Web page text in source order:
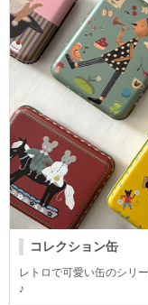
コレクション缶
レトロで可愛い缶のシリ
♪